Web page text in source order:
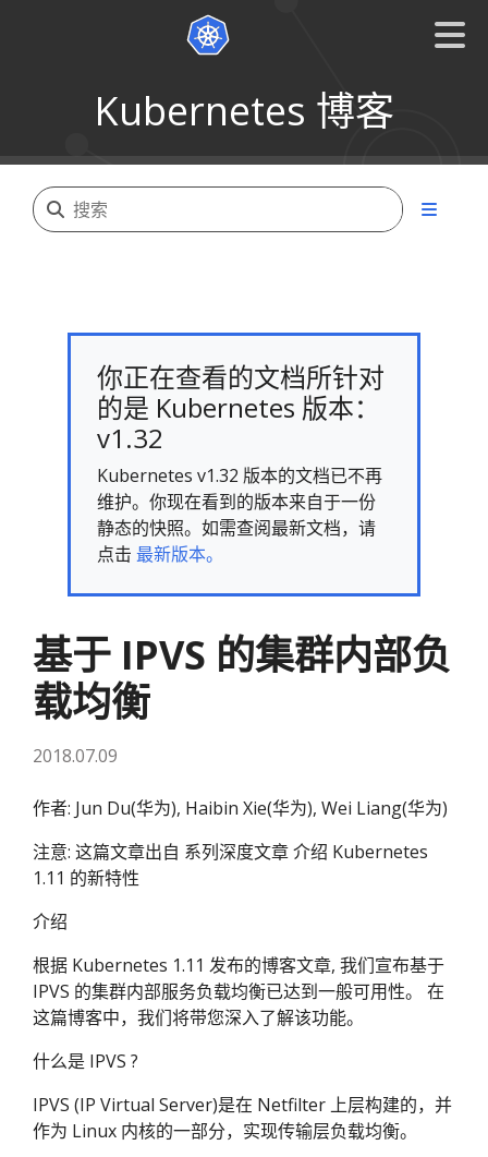
Kubernetes 博客
你正在查看的文档所针对
的是 Kubernetes 版本：
v1.32
Kubernetes v1.32 版本的文档已不再
维护。你现在看到的版本来自于一份
静态的快照。如需查阅最新文档，请
点击 最新版本。
基于 IPVS 的集群内部负
载均衡
2018.07.09
作者: Jun Du(华为), Haibin Xie(华为), Wei Liang(华为)
注意: 这篇文章出自 系列深度文章 介绍 Kubernetes
1.11 的新特性
介绍
根据 Kubernetes 1.11 发布的博客文章, 我们宣布基于
IPVS 的集群内部服务负载均衡已达到一般可用性。 在
这篇博客中，我们将带您深入了解该功能。
什么是 IPVS ?
IPVS (IP Virtual Server)是在 Netfilter 上层构建的，并
作为 Linux 内核的一部分，实现传输层负载均衡。